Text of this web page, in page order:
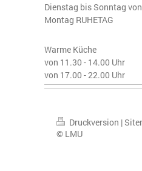
Dienstag bis Sonntag
Montag RUHETAG
Warme Küche
von 11.30 - 14.00 Uhr
von 17.00 - 22.00 Uhr
Druckversion |
© LMU